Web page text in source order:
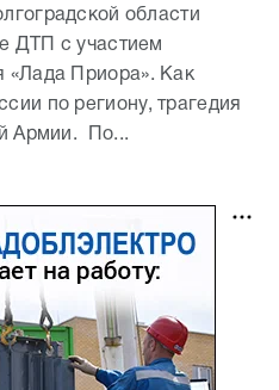
области
ДТП с участием
«Лада Приора». Как
по региону, трагедия
Армии. По...